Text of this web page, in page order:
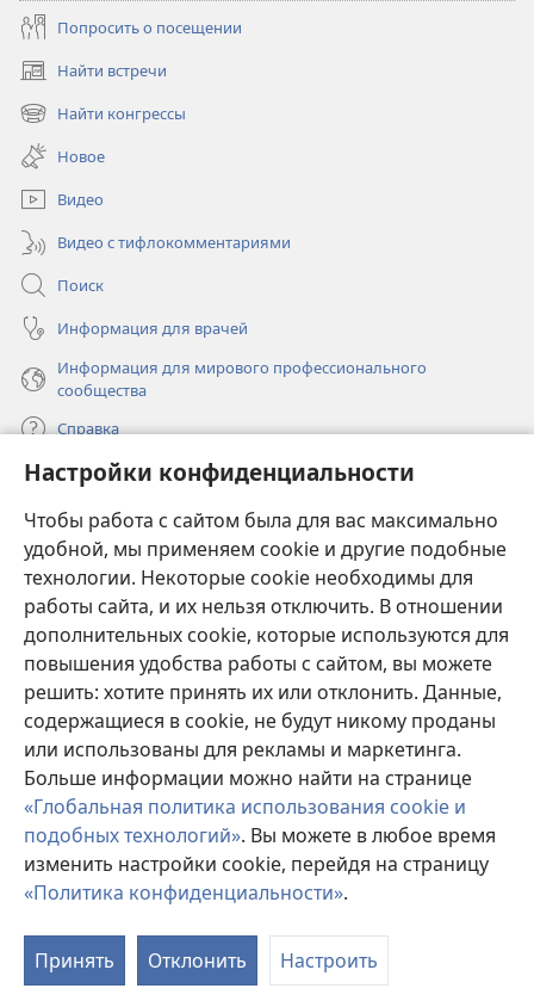
Настройки конфиденциальности
Чтобы работа с сайтом была для вас максимально
удобной, мы применяем cookie и другие подобные
технологии. Некоторые cookie необходимы для
работы сайта, и их нельзя отключить. В отношении
дополнительных cookie, которые используются для
повышения удобства работы с сайтом, вы можете
решить: хотите принять их или отклонить. Данные,
содержащиеся в cookie, не будут никому проданы
или использованы для рекламы и маркетинга.
Больше информации можно найти на странице
«Глобальная политика использования cookie и
подобных технологий». Вы можете в любое время
изменить настройки cookie, перейдя на страницу
«Политика конфиденциальности».
Принять Отклонить Настроить
Попросить о посещении
Найти встречи
(открывается
в
новом
окне)
Найти конгрессы
(открывается
новом
окне)
Новое
Видео
Видео с тифлокомментариями
Поиск
Информация для врачей
Информация для мирового профессионального
сообщества
Справка
Пожертвования
в
новом
окне)
ОНЛАЙН-БИБЛИОТЕКА Сторожевой башни
(открывается
новом
окне)
JW Hub®
(открывается
в
новом
окне)
JW Library ®
Watchtower Library
Copyright© 2026 Watch Tower Bible and Tract Society of Pennsylvania.
УСЛОВИЯ ИСПОЛЬЗОВАНИЯ|ПОЛИТИКА
КОНФИДЕНЦИАЛЬНОСТИ
КОНФИДЕНЦИАЛЬНОСТИ